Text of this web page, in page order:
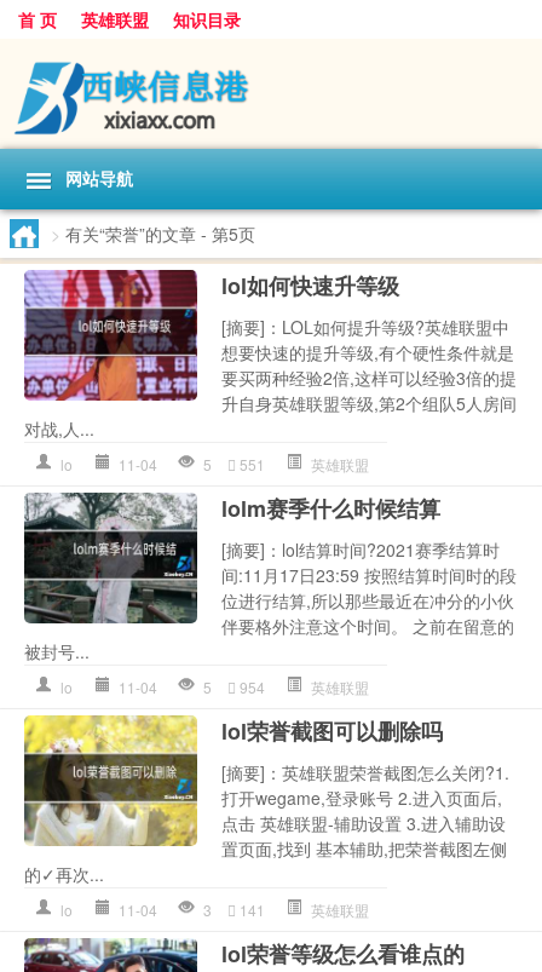
首 页 英雄联盟 知识目录
网站导航
> 有关“荣誉”的文章 - 第5页
lol如何快速升等级
[摘要]：LOL如何提升等级?英雄联盟中
想要快速的提升等级,有个硬性条件就是
要买两种经验2倍,这样可以经验3倍的提
升自身英雄联盟等级,第2个组队5人房间
对战,人...
lo 11-04 5 551 英雄联盟
lolm赛季什么时候结算
[摘要]：lol结算时间?2021赛季结算时
间:11月17日23:59 按照结算时间时的段
位进行结算,所以那些最近在冲分的小伙
伴要格外注意这个时间。 之前在留意的
被封号...
lo 11-04 5 954 英雄联盟
lol荣誉截图可以删除吗
[摘要]：英雄联盟荣誉截图怎么关闭?1.
打开wegame,登录账号 2.进入页面后,
点击 英雄联盟-辅助设置 3.进入辅助设
置页面,找到 基本辅助,把荣誉截图左侧
的✓再次...
lo 11-04 3 141 英雄联盟
lol荣誉等级怎么看谁点的